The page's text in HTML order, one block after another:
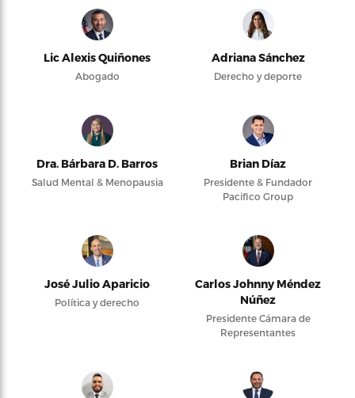
Lic Alexis Quiñones
Abogado
Adriana Sánchez
Derecho y deporte
Dra. Bárbara D. Barros
Salud Mental & Menopausia
Brian Díaz
Presidente & Fundador
Pacifico Group
José Julio Aparicio
Política y derecho
Carlos Johnny Méndez
Núñez
Presidente Cámara de
Representantes